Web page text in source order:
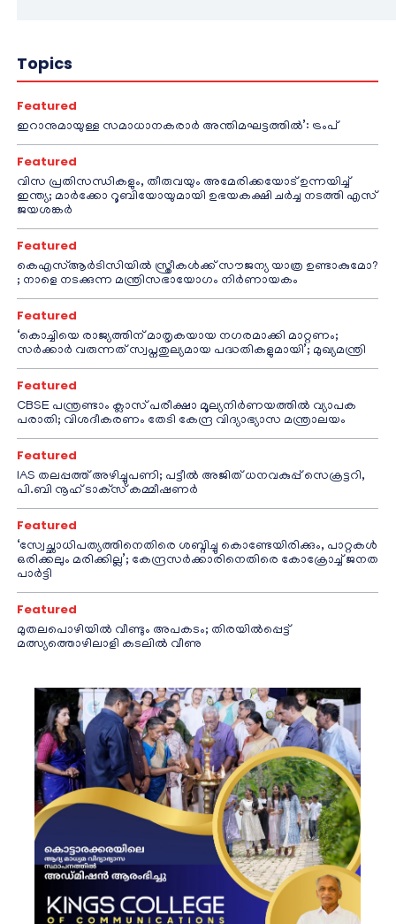
Topics
Featured
ഇറാനുമായുള്ള സമാധാനകരാർ അന്തിമഘട്ടത്തിൽ‌’: ട്രംപ്
Featured
വിസ പ്രതിസന്ധികളും, തീരുവയും അമേരിക്കയോട് ഉന്നയിച്ച്
ഇന്ത്യ; മാർക്കോ റൂബിയോയുമായി ഉഭയകക്ഷി ചർച്ച നടത്തി എസ്
ജയശങ്കർ
Featured
കെഎസ്ആർടിസിയിൽ സ്ത്രീകൾക്ക് സൗജന്യ യാത്ര ഉണ്ടാകുമോ?
; നാളെ നടക്കുന്ന മന്ത്രിസഭായോഗം നിർണായകം
Featured
‘കൊച്ചിയെ രാജ്യത്തിന് മാതൃകയായ നഗരമാക്കി മാറ്റണം;
സർക്കാർ വരുന്നത് സ്വപ്നതുല്യമായ പദ്ധതികളുമായി’; മുഖ്യമന്ത്രി
Featured
CBSE പന്ത്രണ്ടാം ക്ലാസ് പരീക്ഷാ മൂല്യനിർണയത്തിൽ വ്യാപക
പരാതി; വിശദീകരണം തേടി കേന്ദ്ര വിദ്യാഭ്യാസ മന്ത്രാലയം
Featured
IAS തലപ്പത്ത് അഴിച്ചുപണി; പട്ടീല്‍ അജിത് ധനവകുപ്പ് സെക്രട്ടറി,
പി.ബി നൂഹ് ടാക്‌സ് കമ്മീഷണര്‍
Featured
‘സ്വേച്ഛാധിപത്യത്തിനെതിരെ ശബ്ദിച്ചു കൊണ്ടേയിരിക്കും, പാറ്റകൾ
ഒരിക്കലും മരിക്കില്ല’; കേന്ദ്രസർക്കാരിനെതിരെ കോക്രോച്ച് ജനത
പാർട്ടി
Featured
മുതലപൊഴിയിൽ വീണ്ടും അപകടം; തിരയിൽപ്പെട്ട്
മത്സ്യത്തൊഴിലാളി കടലിൽ വീണു